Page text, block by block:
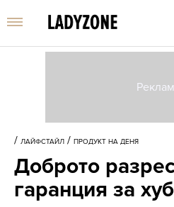
/ ЛАЙФСТАЙЛ / ПРОДУКТ НА ДЕНЯ
Доброто
гаранция за